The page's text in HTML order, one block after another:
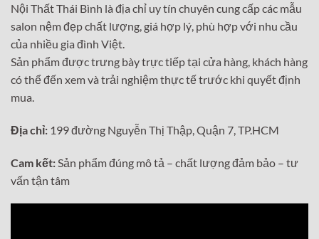
Nội Thất Thái Bình là địa chỉ uy tín chuyên cung cấp các mẫu
salon nệm đẹp chất lượng, giá hợp lý, phù hợp với nhu cầu
của nhiều gia đình Việt.
Sản phẩm được trưng bày trực tiếp tại cửa hàng, khách hàng
có thể đến xem và trải nghiệm thực tế trước khi quyết định
mua.
Địa chỉ: 199 đường Nguyễn Thị Thập, Quận 7, TP.HCM
Cam kết: Sản phẩm đúng mô tả – chất lượng đảm bảo – tư
vấn tận tâm